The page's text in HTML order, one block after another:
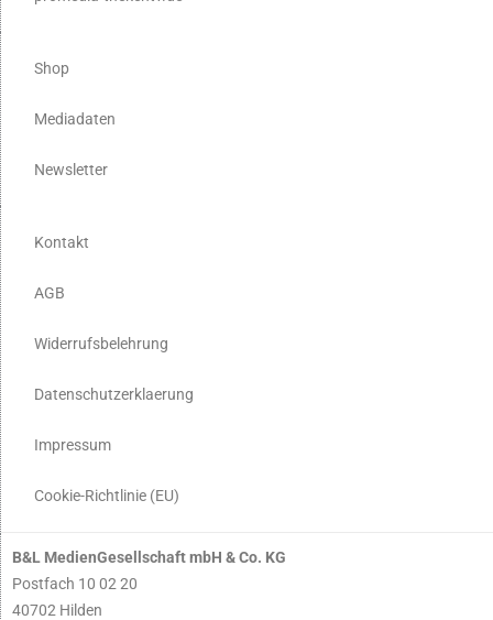
Shop
Mediadaten
Newsletter
Kontakt
AGB
Widerrufsbelehrung
Datenschutzerklaerung
Impressum
Cookie-Richtlinie (EU)
B&L MedienGesellschaft mbH & Co. KG
Postfach 10 02 20
40702 Hilden